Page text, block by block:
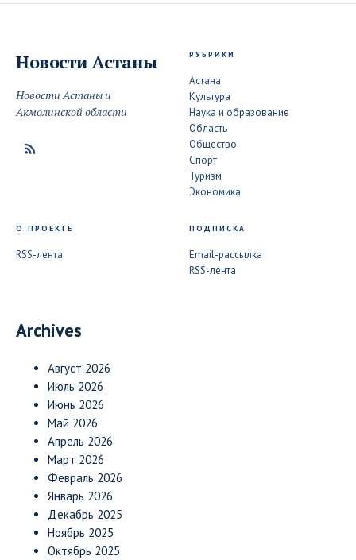
Новости Астаны
Новости Астаны и
Акмолинской области
РУБРИКИ
Астана
Культура
Наука и образование
Область
Общество
Спорт
Туризм
Экономика
О ПРОЕКТЕ
RSS-лента
ПОДПИСКА
Email-рассылка
RSS-лента
Archives
Август 2026
Июль 2026
Июнь 2026
Май 2026
Апрель 2026
Март 2026
Февраль 2026
Январь 2026
Декабрь 2025
Ноябрь 2025
Октябрь 2025